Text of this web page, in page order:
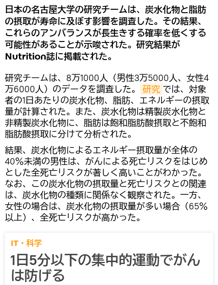
日本の名古屋大学の研究チームは、炭水化物と脂肪
の摂取が寿命に及ぼす影響を調査した。その結果、
これらのアンバランスが長生きする確率を低くする
可能性があることが示唆された。研究結果が
Nutrition誌に掲載された。
研究チームは、8万1000人（男性3万5000人、女性4
万6000人）のデータを調査した。
研究 では、対象
者の1日あたりの炭水化物、脂肪、エネルギーの摂取
量が計算された。また、炭水化物は精製炭水化物と
非精製炭水化物に、脂肪は飽和脂肪酸摂取と不飽和
脂肪酸摂取に分けて分析された。
結果、炭水化物によるエネルギー摂取量が全体の
40％未満の男性は、がんによる死亡リスクをはじめ
とした全死亡リスクが著しく高いことがわかった。
なお、この炭水化物の摂取量と死亡リスクとの関連
は、炭水化物の種類に関係なく観察された。一方、
女性の場合は、炭水化物の摂取量が多い場合（65％
以上）、全死亡リスクが高かった。
IT・科学
1日5分以下の集中的運動でがん
は防げる